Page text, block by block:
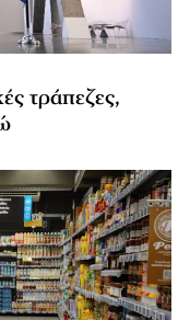
τράπεζες,